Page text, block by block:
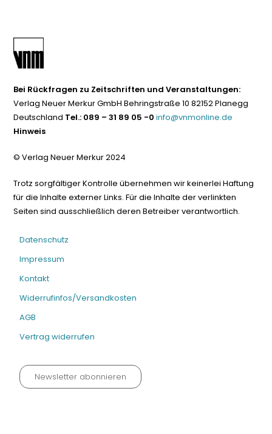
Bei Rückfragen zu Zeitschriften und Veranstaltungen:
Verlag Neuer Merkur GmbH Behringstraße 10 82152 Planegg
Deutschland Tel.: 089 – 31 89 05 -0 info@vnmonline.de
Hinweis
© Verlag Neuer Merkur 2024
Trotz sorgfältiger Kontrolle übernehmen wir keinerlei Haftung
für die Inhalte externer Links. Für die Inhalte der verlinkten
Seiten sind ausschließlich deren Betreiber verantwortlich.
Datenschutz
Impressum
Kontakt
Widerrufinfos/Versandkosten
AGB
Vertrag widerrufen
Newsletter abonnieren